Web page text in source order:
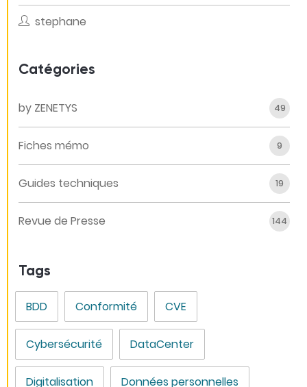
stephane
Catégories
by ZENETYS 49
Fiches mémo 9
Guides techniques 19
Revue de Presse 144
Tags
BDD Conformité CVE
Cybersécurité DataCenter
Digitalisation Données personnelles